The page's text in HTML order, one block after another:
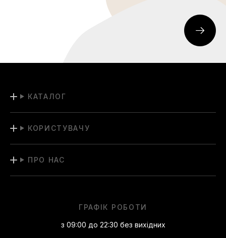
КАТАЛОГ
КОРИСТУВАЧУ
ПРО НАС
ГРАФІК РОБОТИ
з 09:00 до 22:30 без вихідних